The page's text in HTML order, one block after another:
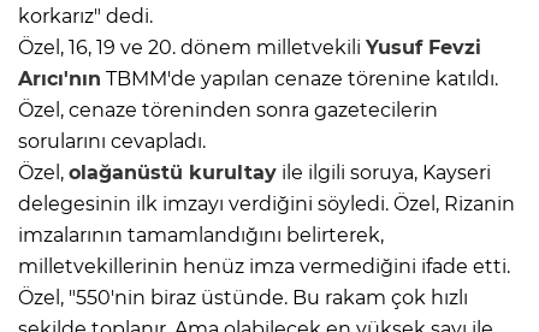
korkarız" dedi.
Özel, 16, 19 ve 20. dönem milletvekili Yusuf Fevzi
Arıcı'nın TBMM'de yapılan cenaze törenine katıldı.
Özel, cenaze töreninden sonra gazetecilerin
sorularını cevapladı.
Özel, olağanüstü kurultay ile ilgili soruya, Kayseri
delegesinin ilk imzayı verdiğini söyledi. Özel, Rizanin
imzalarının tamamlandığını belirterek,
milletvekillerinin henüz imza vermediğini ifade etti.
Özel, "550'nin biraz üstünde. Bu rakam çok hızlı